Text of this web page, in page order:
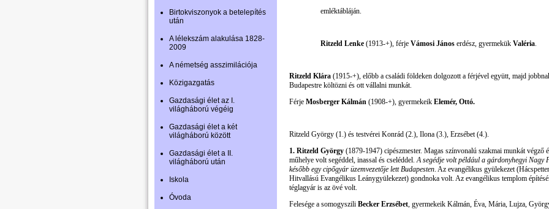
Birtokviszonyok a betelepítés
után
A lélekszám alakulása 1828-
2009
A németség asszimilációja
Közigazgatás
Gazdasági élet az I.
világháború végéig
Gazdasági élet a két
világháború között
Gazdasági élet a II.
világháború után
Iskola
Óvoda
emléktábláján.
Ritzeld Lenke (1913-+), férje Vámosi János erdész, gyermekük Valéria.
Ritzeld Klára (1915-+), előbb a családi földeken dolgozott a férjével együtt, majd
Budapestre költözni és ott vállalni munkát.
Férje Mosberger Kálmán (1908-+), gyermekeik Elemér, Ottó.
Ritzeld György (1.) és testvérei Konrád (2.), Ilona (3.), Erzsébet (4.).
1. Ritzeld György (1879-1947) cipészmester. Magas színvonalú szakmai munkát végző
műhelye volt segéddel, inassal és cseléddel.A segédje volt például a gárdonyhegyi Nagy
később egy cipőgyár üzemvezetője lett Budapesten. Az evangélikus gyülekezet
Hitvallású Evangélikus Leánygyülekezet) gondnoka volt. Az evangélikus templom
téglagyár is az övé volt.
Felesége a somogyszili Becker Erzsébet, gyermekeik Kálmán, Éva, Mária, Lujza,